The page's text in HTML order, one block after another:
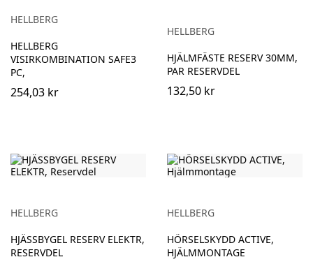
HELLBERG
HELLBERG
VISIRKOMBINATION SAFE3
PC,
254,03 kr
HELLBERG
HJÄLMFÄSTE RESERV 30MM,
PAR RESERVDEL
132,50 kr
HELLBERG
HJÄSSBYGEL RESERV ELEKTR,
RESERVDEL
HELLBERG
HÖRSELSKYDD ACTIVE,
HJÄLMMONTAGE